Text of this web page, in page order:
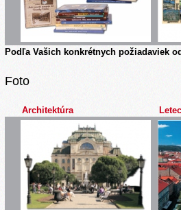
Podľa Vašich konkrétnych požiadaviek
Foto
Architektúra